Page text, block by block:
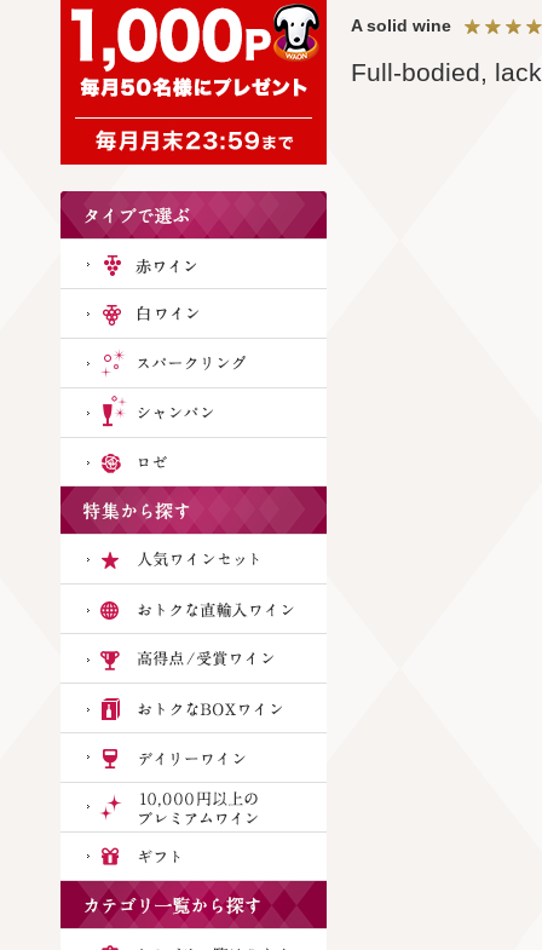
A solid wine
Full-bodied,